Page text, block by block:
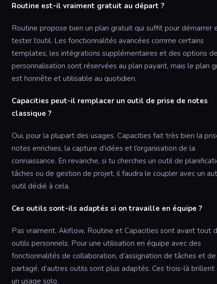
Routine est-il vraiment gratuit au départ ?
Routine propose bien un plan gratuit qui suffit pour démarrer
tester l’outil. Les fonctionnalités avancées comme certains
templates, les intégrations supplémentaires et des options
personnalisation sont réservées au plan payant, mais le plan
est honnête et utilisable au quotidien.
Capacities peut-il remplacer un outil de prise de notes
classique ?
Oui, pour la plupart des usages. Capacities fait très bien la
notes enrichies, la capture d’idées et l’organisation de la
connaissance. En revanche, si tu cherches un outil de
tâches ou de gestion de projet, il faudra le coupler avec un
outil dédié à cela.
Ces outils sont-ils adaptés si on travaille en équipe ?
Pas vraiment. Akiflow, Routine et Capacities sont avant tout
outils personnels. Pour une utilisation en équipe avec des
fonctionnalités de collaboration, d’assignation de tâches et
partagé, d’autres outils sont plus adaptés. Ces trois-là brillent
un usage solo.